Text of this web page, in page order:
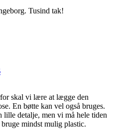
Tusind tak!
skal vi lære at lægge den
En bøtte kan vel også bruges.
lille detalje, men vi må hele tiden
mindst mulig plastic.